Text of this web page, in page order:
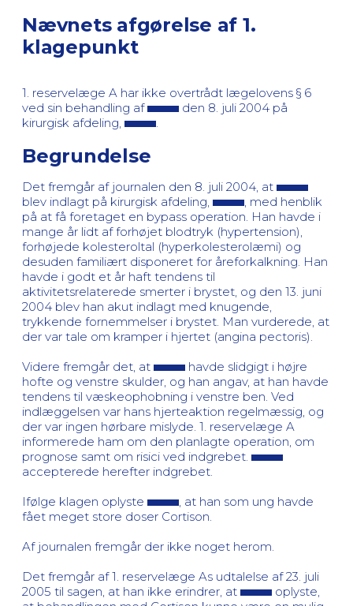
Nævnets afgørelse af 1.
klagepunkt
1. reservelæge A har ikke overtrådt lægelovens § 6
ved sin behandling af
den 8. juli 2004 på
kirurgisk afdeling,
Begrundelse
Det fremgår af journalen den 8. juli 2004, at
blev indlagt på kirurgisk afdeling,
, med henblik
på at få foretaget en bypass operation. Han havde i
mange år lidt af forhøjet blodtryk (hypertension),
forhøjede kolesteroltal (hyperkolesterolæmi) og
desuden familiært disponeret for åreforkalkning. Han
havde i godt et år haft tendens til
aktivitetsrelaterede smerter i brystet, og den 13. juni
2004 blev han akut indlagt med knugende,
trykkende fornemmelser i brystet. Man vurderede, at
der var tale om kramper i hjertet (angina pectoris).
Videre fremgår det, at
havde slidgigt i højre
hofte og venstre skulder, og han angav, at han havde
tendens til væskeophobning i venstre ben. Ved
indlæggelsen var hans hjerteaktion regelmæssig, og
der var ingen hørbare mislyde. 1. reservelæge A
informerede ham om den planlagte operation, om
prognose samt om risici ved indgrebet.
accepterede herefter indgrebet.
Ifølge klagen oplyste
, at han som ung havde
fået meget store doser Cortison.
Af journalen fremgår der ikke noget herom.
Det fremgår af 1. reservelæge As udtalelse af 23. juli
2005 til sagen, at han ikke erindrer, at
oplyste,